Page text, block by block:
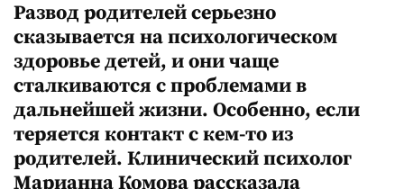
Развод родителей серьезно
сказывается на психологическом
здоровье детей, и они чаще
сталкиваются с проблемами в
дальнейшей жизни. Особенно, если
теряется контакт с кем-то из
родителей. Клинический психолог
Марианна Комова рассказала